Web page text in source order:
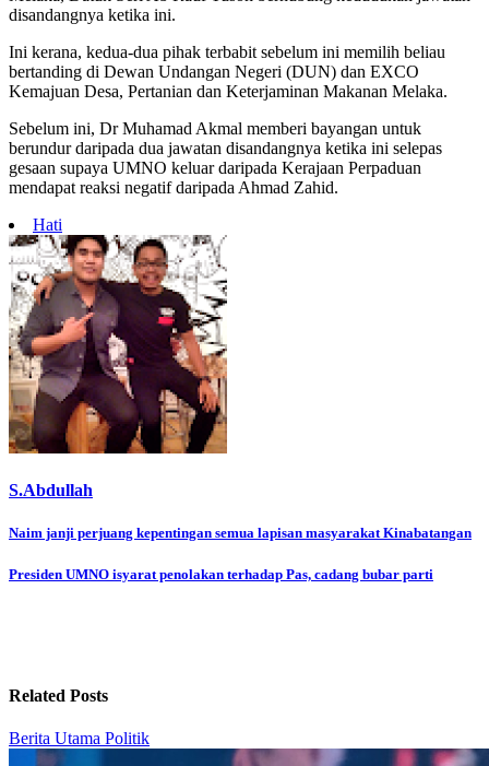
disandangnya ketika ini.
Ini kerana, kedua-dua pihak terbabit sebelum ini memilih beliau
bertanding di Dewan Undangan Negeri (DUN) dan EXCO
Kemajuan Desa, Pertanian dan Keterjaminan Makanan Melaka.
Sebelum ini, Dr Muhamad Akmal memberi bayangan untuk
berundur daripada dua jawatan disandangnya ketika ini selepas
gesaan supaya UMNO keluar daripada Kerajaan Perpaduan
mendapat reaksi negatif daripada Ahmad Zahid.
Hati
S.Abdullah
Post
navigation
Naim janji perjuang kepentingan semua lapisan masyarakat Kinabatangan
Presiden UMNO isyarat penolakan terhadap Pas, cadang bubar parti
Related Posts
Berita Utama Politik